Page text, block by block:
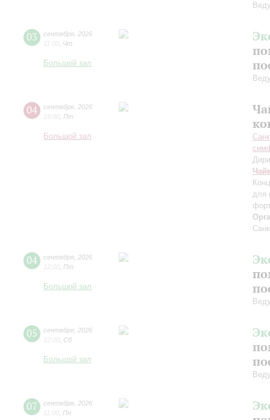
03 сентября 2026
11:00 Чт
Большой зал
04 сентября 2026
19:00 Пт
Большой зал
для
04 сентября 2026
12:00 Пт
Большой зал
05 сентября 2026
12:00 Сб
Большой зал
07 сентября 2026
11:00 Пн